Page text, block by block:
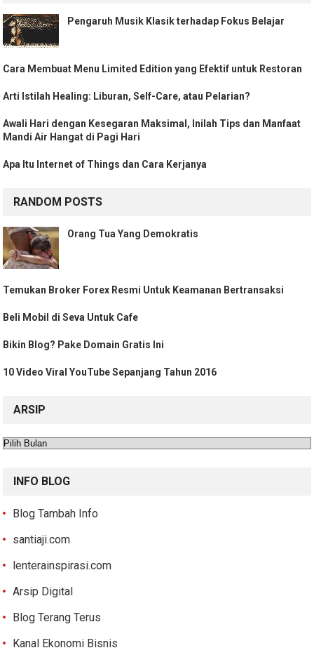
Pengaruh Musik Klasik terhadap Fokus Belajar
Cara Membuat Menu Limited Edition yang Efektif untuk Restoran
Arti Istilah Healing: Liburan, Self-Care, atau Pelarian?
Awali Hari dengan Kesegaran Maksimal, Inilah Tips dan Manfaat
Mandi Air Hangat di Pagi Hari
Apa Itu Internet of Things dan Cara Kerjanya
RANDOM POSTS
Orang Tua Yang Demokratis
Temukan Broker Forex Resmi Untuk Keamanan Bertransaksi
Beli Mobil di Seva Untuk Cafe
Bikin Blog? Pake Domain Gratis Ini
10 Video Viral YouTube Sepanjang Tahun 2016
ARSIP
Arsip
INFO BLOG
Blog Tambah Info
santiaji.com
lenterainspirasi.com
Arsip Digital
Blog Terang Terus
Kanal Ekonomi Bisnis